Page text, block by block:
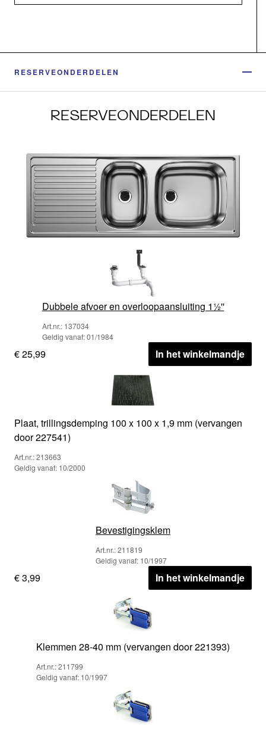
RESERVEONDERDELEN
RESERVEONDERDELEN
Dubbele afvoer en overloopaansluiting 1½''
Art.nr.: 137034
Geldig vanaf: 01/1984
€ 25,99 In het winkelmandje
Plaat, trillingsdemping 100 x 100 x 1,9 mm (vervangen
door 227541)
Art.nr.: 213663
Geldig vanaf: 10/2000
Bevestigingsklem
Art.nr.: 211819
Geldig vanaf: 10/1997
€ 3,99 In het winkelmandje
Klemmen 28-40 mm (vervangen door 221393)
Art.nr.: 211799
Geldig vanaf: 10/1997